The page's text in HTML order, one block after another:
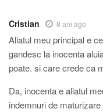
Cristian 8 ani ago
Aliatul meu principal e
gandesc la inocenta
poate. si care crede ca
Da, inocenta e aliatul
indemnuri de